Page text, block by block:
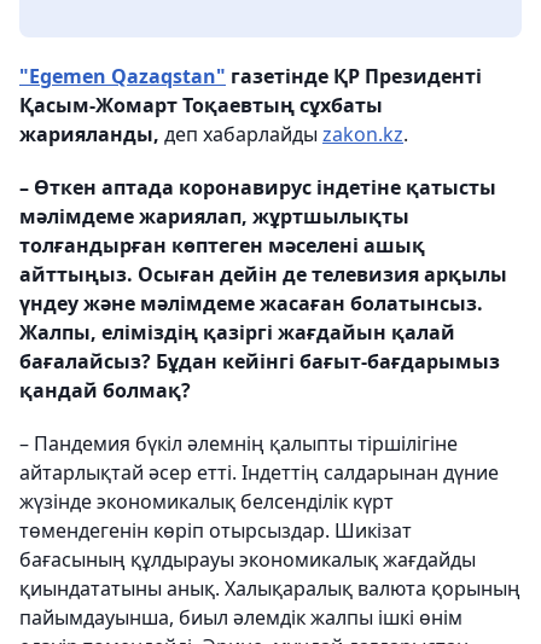
"Egemen Qazaqstan" газетінде ҚР Президенті
Қасым-Жомарт Тоқаевтың сұхбаты
жарияланды, деп хабарлайды zakon.kz.
– Өткен аптада коронавирус індетіне қатысты
мәлімдеме жариялап, жұрт­шылықты
толғандырған көптеген мәселені ашық
айттыңыз. Осыған дейін де телевизия арқылы
үндеу және мәлімдеме жасаған болатынсыз.
Жалпы, еліміздің қазіргі жағдайын қалай
бағалайсыз? Бұдан кейінгі бағыт-бағдарымыз
қандай болмақ?
– Пандемия бүкіл әлемнің қалыпты тіршілігіне
айтарлықтай әсер етті. Індеттің салдарынан дүние
жүзінде экономикалық белсенділік күрт
төмендегенін көріп отырсыздар. Шикізат
бағасының құлдырауы экономикалық жағдайды
қиындататыны анық. Халықаралық валюта қорының
пайымдауынша, биыл әлемдік жалпы ішкі өнім